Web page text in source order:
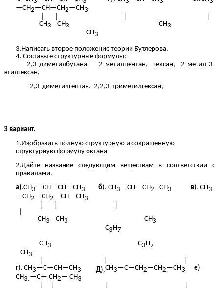
—CH2—CH—CH2—CH3
CH 3 CH 3 CH 3
CH 3
3.Написать второе положение теории Бутлерова.
4. Составьте структурные формулы:
2,3-диметилбутана, 2-метилпентан, гексан, 2-метил-3-
этилгексан,
2,3-диметилгептан. 2,2,3-триметилгексан,
3 вариант.
1.Изобразить полную структурную и сокращенную
структурную формулу октана
2.Дайте название следующим веществам в соответствии с
правилами.
а).CH3—CH—CH—CH3 б). CH3—CH—CH2 –СН3 в). CH3
—CH2—CH2—CH—CH3
CH3 CH3 CH3
C3H7
CH3 C3H7
CH3
г). CH 3—C—CH—CH 3 Д).CH 3—C—CH2—CH2—CH 3 е)
CH 3.—C— CH2— СH 3